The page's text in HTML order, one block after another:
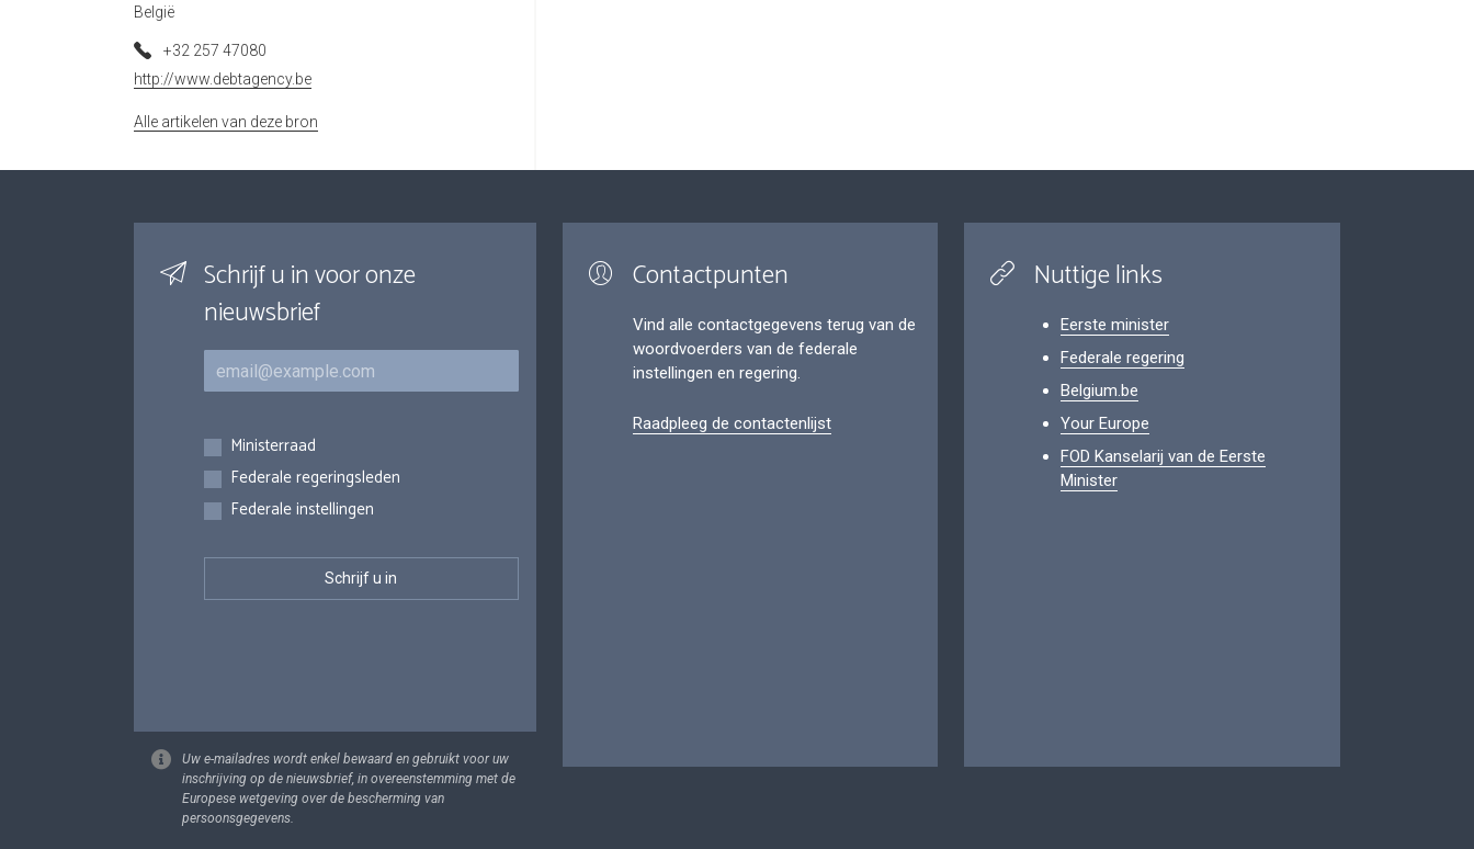
België
+32 257 47080
http://www.debtagency.be
Alle artikelen van deze bron
Schrijf u in voor onze
nieuwsbrief
E-mail
Inschrijvingen
Ministerraad
Federale regeringsleden
Federale instellingen
Uw e-mailadres wordt enkel bewaard en gebruikt voor uw
inschrijving op de nieuwsbrief, in overeenstemming met de
Europese wetgeving over de bescherming van
persoonsgegevens.
Contactpunten
Vind alle contactgegevens terug van de
woordvoerders van de federale
instellingen en regering.
Raadpleeg de contactenlijst
Nuttige links
Eerste minister
Federale regering
Belgium.be
Your Europe
FOD Kanselarij van de Eerste
Minister